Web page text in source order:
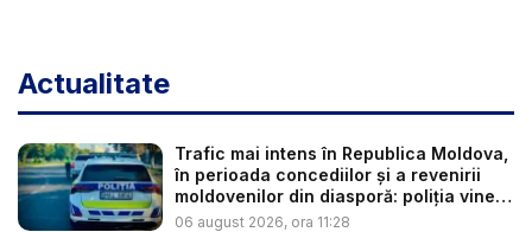
Actualitate
Trafic mai intens în Republica Moldova,
în perioada concediilor și a revenirii
moldovenilor din diasporă: poliția vine
c...
06 august 2026, ora 11:28